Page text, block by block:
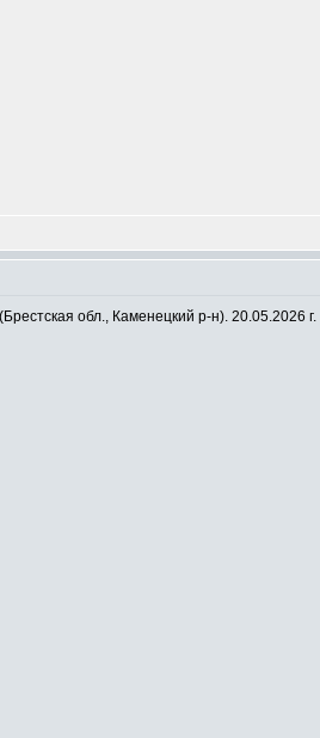
обл., Каменецкий р-н). 20.05.2026 г.